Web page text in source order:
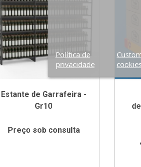
Estante de Garrafeira -
Gr10
Preço sob consulta
Política de
privacidade